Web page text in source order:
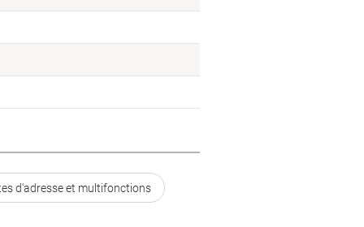
d'adresse et multifonctions